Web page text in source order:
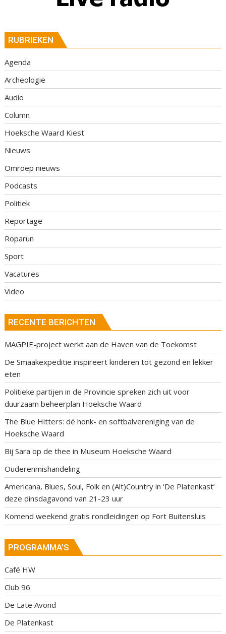
RUBRIEKEN
Agenda
Archeologie
Audio
Column
Hoeksche Waard Kiest
Nieuws
Omroep nieuws
Podcasts
Politiek
Reportage
Roparun
Sport
Vacatures
Video
RECENTE BERICHTEN
MAGPIE-project werkt aan de Haven van de Toekomst
De Smaakexpeditie inspireert kinderen tot gezond en lekker
eten
Politieke partijen in de Provincie spreken zich uit voor
duurzaam beheerplan Hoeksche Waard
The Blue Hitters: dé honk- en softbalvereniging van de
Hoeksche Waard
Bij Sara op de thee in Museum Hoeksche Waard
Ouderenmishandeling
Americana, Blues, Soul, Folk en (Alt)Country in ‘De Platenkast’
deze dinsdagavond van 21-23 uur
Komend weekend gratis rondleidingen op Fort Buitensluis
PROGRAMMA’S
Café HW
Club 96
De Late Avond
De Platenkast